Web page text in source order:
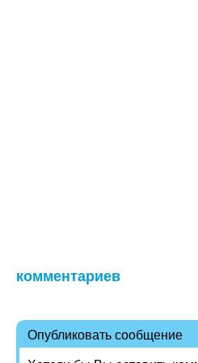
комментариев
Опубликовать сообщение